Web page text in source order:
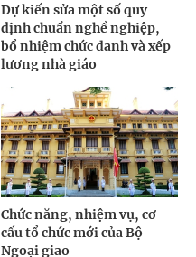
Dự kiến sửa một số quy
định chuẩn nghề nghiệp,
bổ nhiệm chức danh và xếp
lương nhà giáo
Chức năng, nhiệm vụ, cơ
cấu tổ chức mới của Bộ
Ngoại giao